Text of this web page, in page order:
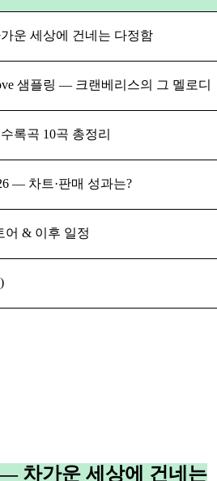
운 세상에 건네는 다정함
샘플링 — 크랜베리스의 그 멜로디
록곡 10곡 총정리
— 차트·판매 성과는?
어 & 이후 일정
차가운 세상에 건네는